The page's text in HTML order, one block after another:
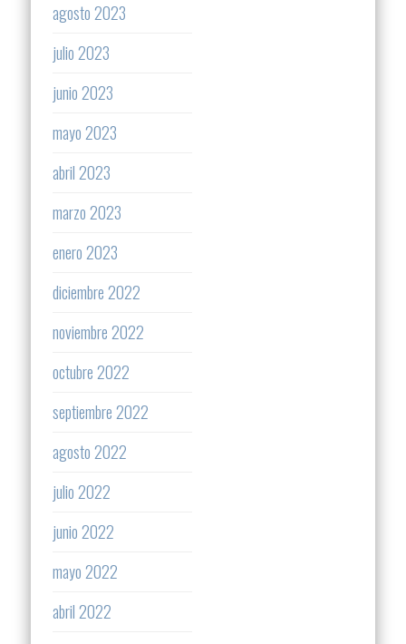
agosto 2023
julio 2023
junio 2023
mayo 2023
abril 2023
marzo 2023
enero 2023
diciembre 2022
noviembre 2022
octubre 2022
septiembre 2022
agosto 2022
julio 2022
junio 2022
mayo 2022
abril 2022